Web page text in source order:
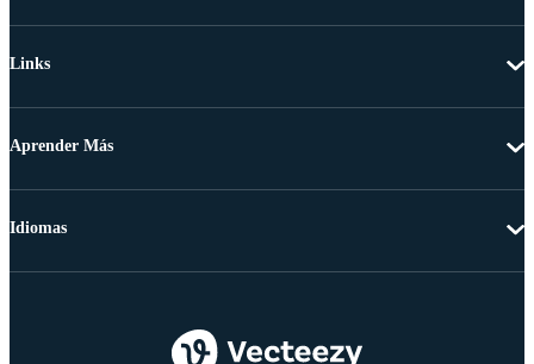
Links
Aprender Más
Idiomas